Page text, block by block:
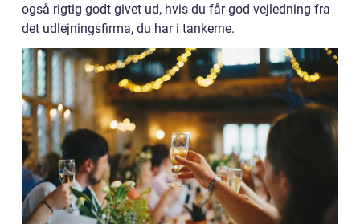
også rigtig godt givet ud, hvis du får god vejledning fra
det udlejningsfirma, du har i tankerne.